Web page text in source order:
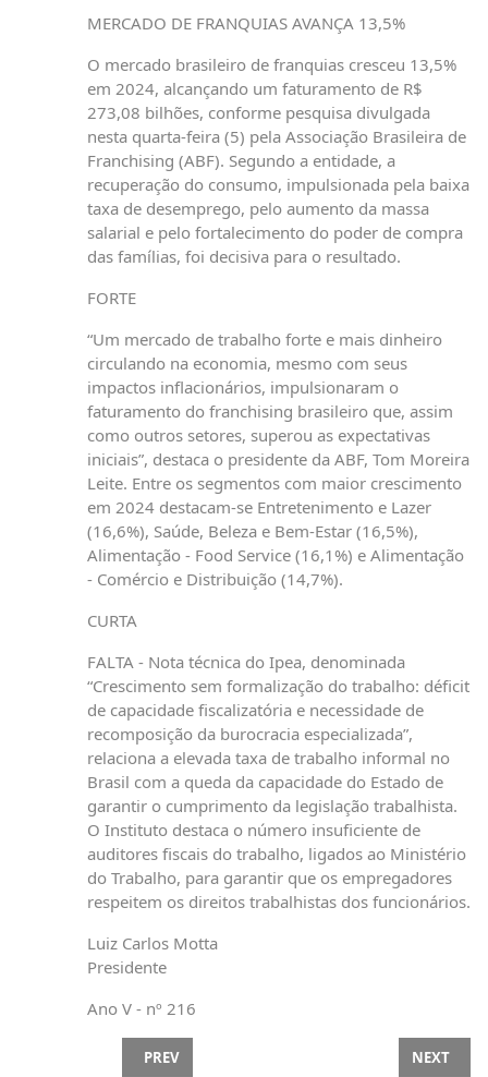
MERCADO DE FRANQUIAS AVANÇA 13,5%
O mercado brasileiro de franquias cresceu 13,5%
em 2024, alcançando um faturamento de R$
273,08 bilhões, conforme pesquisa divulgada
nesta quarta-feira (5) pela Associação Brasileira de
Franchising (ABF). Segundo a entidade, a
recuperação do consumo, impulsionada pela baixa
taxa de desemprego, pelo aumento da massa
salarial e pelo fortalecimento do poder de compra
das famílias, foi decisiva para o resultado.
FORTE
“Um mercado de trabalho forte e mais dinheiro
circulando na economia, mesmo com seus
impactos inflacionários, impulsionaram o
faturamento do franchising brasileiro que, assim
como outros setores, superou as expectativas
iniciais”, destaca o presidente da ABF, Tom Moreira
Leite. Entre os segmentos com maior crescimento
em 2024 destacam-se Entretenimento e Lazer
(16,6%), Saúde, Beleza e Bem-Estar (16,5%),
Alimentação - Food Service (16,1%) e Alimentação
- Comércio e Distribuição (14,7%).
CURTA
FALTA - Nota técnica do Ipea, denominada
“Crescimento sem formalização do trabalho: déficit
de capacidade fiscalizatória e necessidade de
recomposição da burocracia especializada”,
relaciona a elevada taxa de trabalho informal no
Brasil com a queda da capacidade do Estado de
garantir o cumprimento da legislação trabalhista.
O Instituto destaca o número insuficiente de
auditores fiscais do trabalho, ligados ao Ministério
do Trabalho, para garantir que os empregadores
respeitem os direitos trabalhistas dos funcionários.
Luiz Carlos Motta
Presidente
Ano V - nº 216
PREVIOUS ARTICLE: VIGÊNCIA DA PORTARIA
PREV NEXT
NEXT